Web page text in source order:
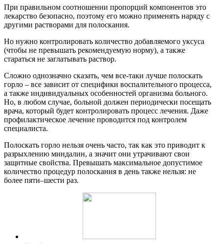
При правильном соотношении пропорций компонентов это
лекарство безопасно, поэтому его можно применять наряду с
другими растворами для полоскания.
Но нужно контролировать количество добавляемого уксуса
(чтобы не превышать рекомендуемую норму), а также
стараться не заглатывать раствор.
Сложно однозначно сказать, чем все-таки лучше полоскать
горло – все зависит от специфики воспалительного процесса,
а также индивидуальных особенностей организма больного.
Но, в любом случае, больной должен периодически посещать
врача, который будет контролировать процесс лечения. Даже
профилактическое лечение проводится под контролем
специалиста.
Полоскать горло нельзя очень часто, так как это приводит к
разрыхлению миндалин, а значит они утрачивают свои
защитные свойства. Превышать максимальное допустимое
количество процедур полоскания в день также нельзя: не
более пяти–шести раз.